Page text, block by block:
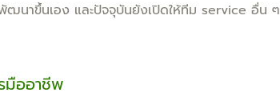
นาขึ้นเอง และปัจจุบันยังเปิดให้ทีม service อื่น ๆ
มืออาชีพ